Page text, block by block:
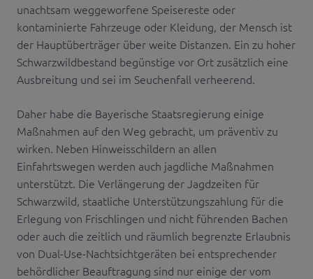
unachtsam weggeworfene Speisereste oder
kontaminierte Fahrzeuge oder Kleidung, der Mensch ist
der Hauptüberträger über weite Distanzen. Ein zu hoher
Schwarzwildbestand begünstige vor Ort zusätzlich eine
Ausbreitung und sei im Seuchenfall verheerend.
Daher habe die Bayerische Staatsregierung einige
Maßnahmen auf den Weg gebracht, um präventiv zu
wirken. Neben Hinweisschildern an allen
Einfahrtswegen werden auch jagdliche Maßnahmen
unterstützt. Die Verlängerung der Jagdzeiten für
Schwarzwild, staatliche Unterstützungszahlung für die
Erlegung von Frischlingen und nicht führenden Bachen
oder auch die zeitlich und räumlich begrenzte Erlaubnis
von Dual-Use-Nachtsichtgeräten bei entsprechender
behördlicher Beauftragung sind nur einige der vom